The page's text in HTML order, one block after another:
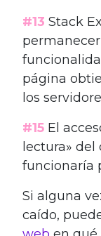
#13 Stack
página
los
#15 El
lectura»
funcionaría
Si alguna
caído,